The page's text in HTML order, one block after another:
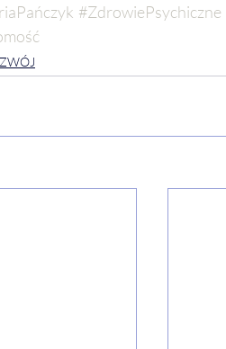
#ZdrowiePsychiczne